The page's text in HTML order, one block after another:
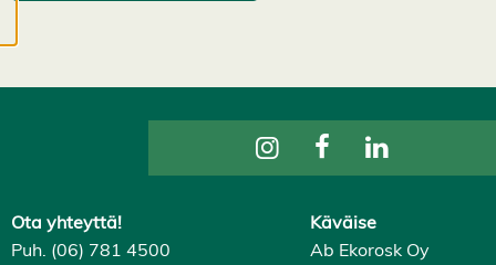
u
e
v
Ota yhteyttä!
Puh. (06) 781 4500
Käväise
Ab Ekorosk Oy